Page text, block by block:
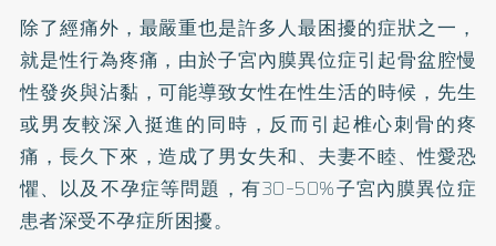
除了經痛外，最嚴重也是許多人最困擾的症狀之一，
就是性行為疼痛，由於子宮內膜異位症引起骨盆腔慢
性發炎與沾黏，可能導致女性在性生活的時候，先生
或男友較深入挺進的同時，反而引起椎心刺骨的疼
痛，長久下來，造成了男女失和、夫妻不睦、性愛恐
懼、以及不孕症等問題，有30–50%子宮內膜異位症
患者深受不孕症所困擾。